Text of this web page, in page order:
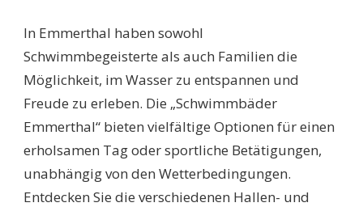
DIE
BESTEN
FÜR
SCHWIMMFREUNDE
FAMILIEN!
In Emmerthal haben sowohl
Schwimmbegeisterte als auch Familien die
Möglichkeit, im Wasser zu entspannen und
Freude zu erleben. Die „Schwimmbäder
Emmerthal“ bieten vielfältige Optionen für einen
erholsamen Tag oder sportliche Betätigungen,
unabhängig von den Wetterbedingungen.
Entdecken Sie die verschiedenen Hallen- und